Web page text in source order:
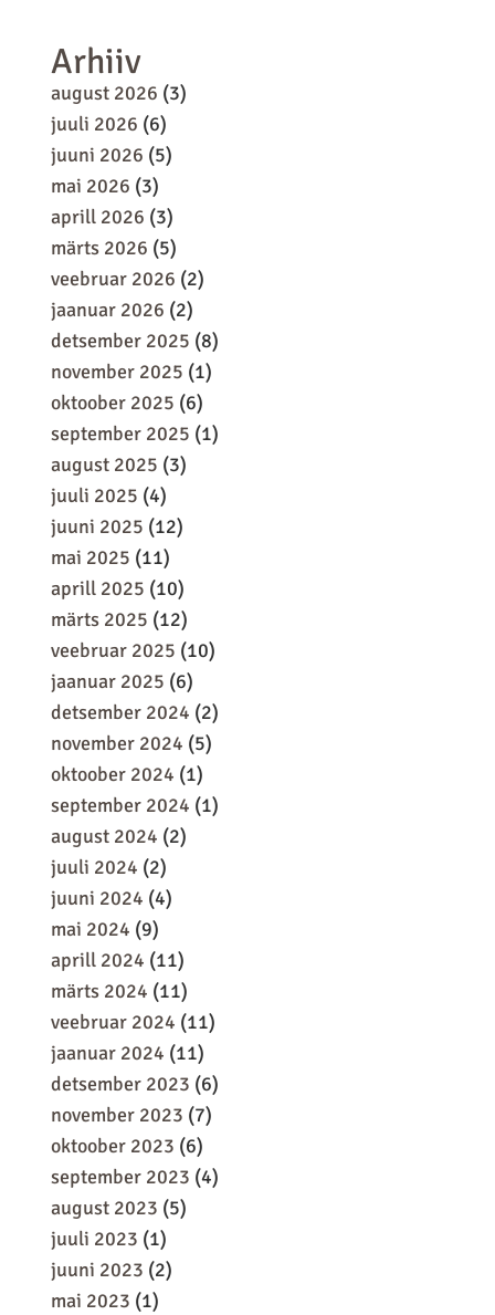
Arhiiv
august 2026 (3)
juuli 2026 (6)
juuni 2026 (5)
mai 2026 (3)
aprill 2026 (3)
märts 2026 (5)
veebruar 2026 (2)
jaanuar 2026 (2)
detsember 2025 (8)
november 2025 (1)
oktoober 2025 (6)
september 2025 (1)
august 2025 (3)
juuli 2025 (4)
juuni 2025 (12)
mai 2025 (11)
aprill 2025 (10)
märts 2025 (12)
veebruar 2025 (10)
jaanuar 2025 (6)
detsember 2024 (2)
november 2024 (5)
oktoober 2024 (1)
september 2024 (1)
august 2024 (2)
juuli 2024 (2)
juuni 2024 (4)
mai 2024 (9)
aprill 2024 (11)
märts 2024 (11)
veebruar 2024 (11)
jaanuar 2024 (11)
detsember 2023 (6)
november 2023 (7)
oktoober 2023 (6)
september 2023 (4)
august 2023 (5)
juuli 2023 (1)
juuni 2023 (2)
mai 2023 (1)